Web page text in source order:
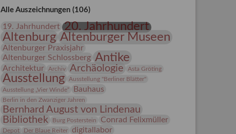
Alle Auszeichnungen (106)
19. Jahrhundert 20. Jahrhundert
Altenburg Altenburger Museen
Altenburger Praxisjahr
Altenburger Schlossberg Antike
Architektur Archiv Archäologie Asta Gröting
Ausstellung
Ausstellung "Berliner Blätter"
Ausstellung „Vier Winde“
Bauhaus
Berlin in den Zwanziger Jahren
Bernhard August von Lindenau
Bibliothek
Burg Posterstein Conrad Felixmüller
Depot Der Blaue Reiter
digitallabor